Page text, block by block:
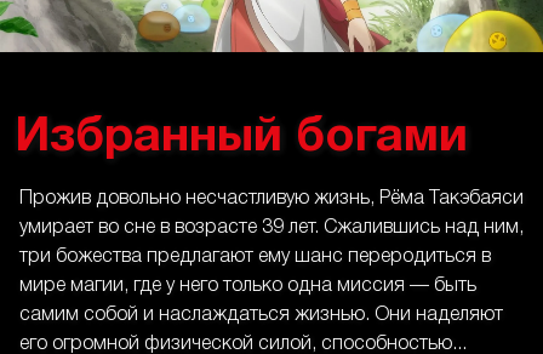
Избранный богами
Прожив довольно несчастливую жизнь, Рёма Такэбаяси
умирает во сне в возрасте 39 лет. Сжалившись над ним,
три божества предлагают ему шанс переродиться в
мире магии, где у него только одна миссия — быть
самим собой и наслаждаться жизнью. Они наделяют
его огромной физической силой, способностью...